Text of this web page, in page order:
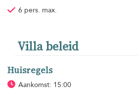
6 pers. max.
Villa beleid
Huisregels
Aankomst: 15:00